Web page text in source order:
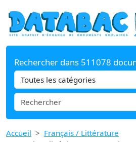
Rechercher dans 511078
Accueil
Français / Littérature